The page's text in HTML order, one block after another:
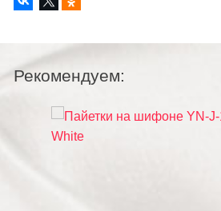
Рекомендуем: